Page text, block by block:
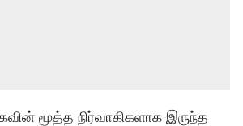
மூத்த நிர்வாகிகளாக இருந்த